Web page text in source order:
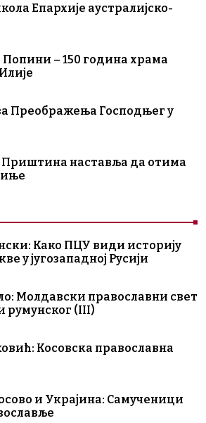
Епархије аустралијско-
Попини – 150 година храма
Преображења Господњег у
Приштина наставља да отима
Како ПЦУ види историју
у југозападној Русији
Молдавски православни свет
румунског (III)
Косовска православна
и Украјина: Самученици